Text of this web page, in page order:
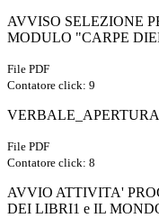
AVVISO SELEZIONE
MODULO "CARPE
File PDF
Contatore click: 9
File PDF
Contatore click: 8
AVVIO ATTIVITA'
DEI LIBRI1 e IL